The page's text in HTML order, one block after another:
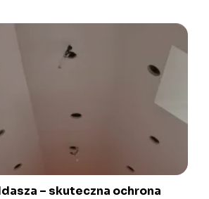
– skuteczna ochrona